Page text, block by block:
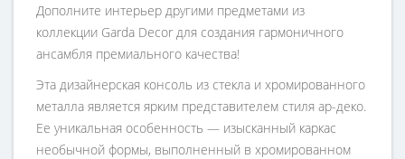
Дополните интерьер другими предметами из
коллекции Garda Decor для создания гармоничного
ансамбля премиального качества!
Эта дизайнерская консоль из стекла и хромированного
металла является ярким представителем стиля ар-деко.
Ее уникальная особенность — изысканный каркас
необычной формы, выполненный в хромированном